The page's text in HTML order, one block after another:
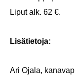
Liput alk. 62 €.
Lisätietoja:
Ari Ojala,